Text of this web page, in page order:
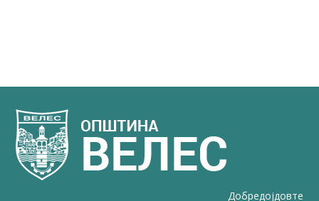
Добредојдовте